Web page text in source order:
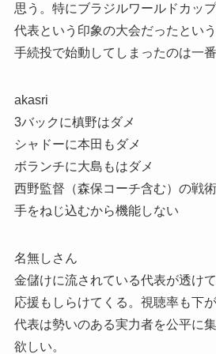
思う。特にブラジルワールドカッ
代表という印象の大会だったとい
手続投で始動してしまったのは一
akasri
3バックに槙野はダメ
シャドーに本田もダメ
ボランチに大島もはダメ
西野監督（森保コーチ含む）の戦
手をねじ込むから機能しない
名無しさん
金儲けに流されている代表が透けて
応援もしらけてくる。視聴率も下
代表は勢いのある実力者を公平に
欲しい。